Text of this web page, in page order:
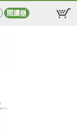
閱讀器